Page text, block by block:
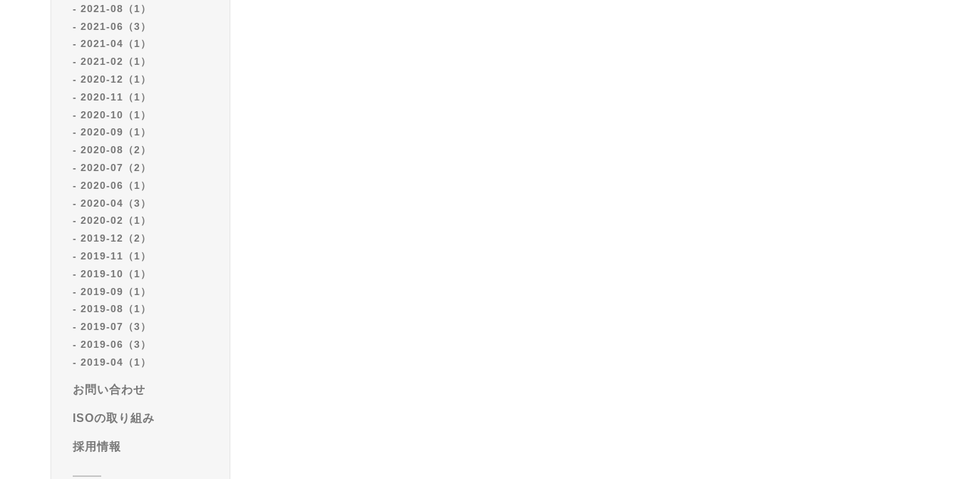
2021-08（1）
2021-06（3）
2021-04（1）
2021-02（1）
2020-12（1）
2020-11（1）
2020-10（1）
2020-09（1）
2020-08（2）
2020-07（2）
2020-06（1）
2020-04（3）
2020-02（1）
2019-12（2）
2019-11（1）
2019-10（1）
2019-09（1）
2019-08（1）
2019-07（3）
2019-06（3）
2019-04（1）
お問い合わせ
ISOの取り組み
採用情報